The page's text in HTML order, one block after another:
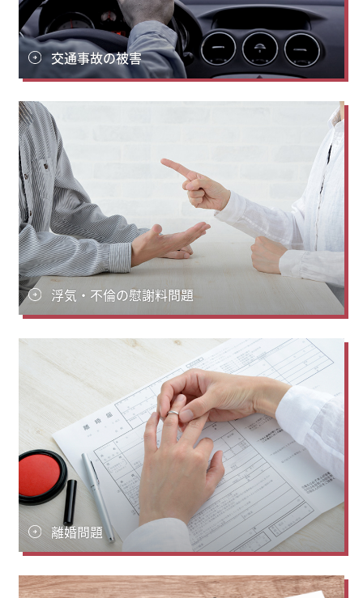
交通事故の被害
浮気・不倫の慰謝料問題
離婚問題